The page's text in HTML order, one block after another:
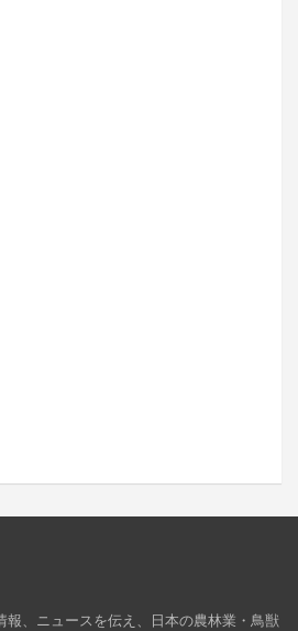
報、ニュースを伝え、日本の農林業・鳥獣